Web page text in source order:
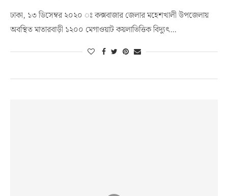
ঢাকা, ১৩ ডিসেম্বর ২০২০ ঃ কক্সবাজার জেলার মহেশখালী উপজেলায়
অবস্থিত মাতারবাড়ী ১২০০ মেগাওয়াট কয়লাভিত্তিক বিদ্যুৎ…